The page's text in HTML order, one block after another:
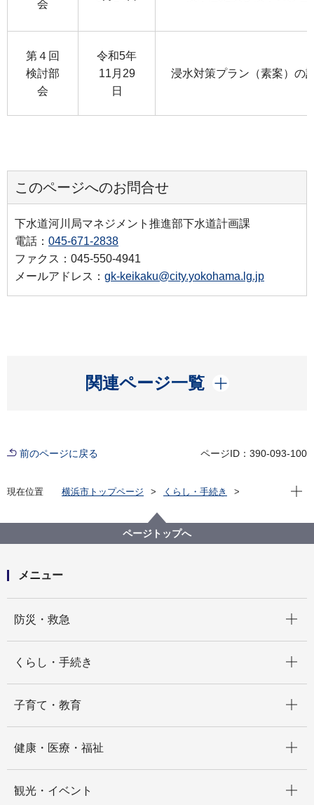
会
第４回
検討部
会
令和5年
11月29
日
浸水対策プラン（素案）の
このページへのお問合せ
下水道河川局マネジメント推進部下水道計画課
電話： 045-671-2838
ファクス：045-550-4941
メールアドレス： gk-keikaku@city.yokohama.lg.jp
関連ページ一覧
開く
前のページに戻る ページID：390-093-100
現在位置 横浜市トップページ
くらし・手続き
横浜市下水道浸水対策プラン
現在
ページトップへ
メニュー
防災・救急
くらし・手続き
子育て・教育
健康・医療・福祉
観光・イベント